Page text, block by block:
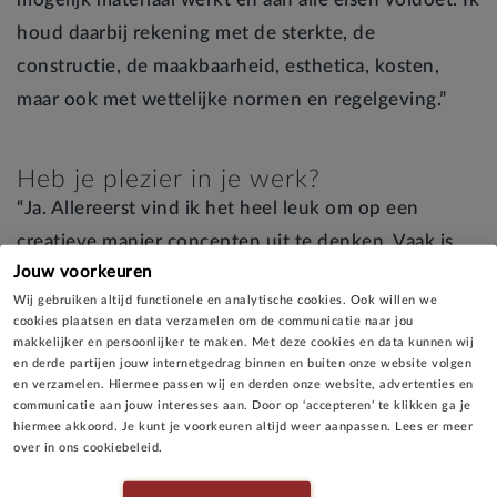
Jouw voorkeuren
Wij gebruiken altijd functionele en analytische cookies. Ook willen we
cookies plaatsen en data verzamelen om de communicatie naar jou
makkelijker en persoonlijker te maken. Met deze cookies en data kunnen wij
en derde partijen jouw internetgedrag binnen en buiten onze website volgen
en verzamelen. Hiermee passen wij en derden onze website, advertenties en
communicatie aan jouw interesses aan. Door op ‘accepteren’ te klikken ga je
hiermee akkoord. Je kunt je voorkeuren altijd weer aanpassen. Lees er meer
over in ons cookiebeleid.
houd daarbij rekening met de sterkte, de
constructie, de maakbaarheid, esthetica, kosten,
maar ook met wettelijke normen en regelgeving.”
Heb je plezier in je werk?
“Ja. Allereerst vind ik het heel leuk om op een
creatieve manier concepten uit te denken. Vaak is
een goede oplossing heel simpel! Door te
onderzoeken wat de markt heeft te bieden en de
juiste leveranciers te selecteren, kom je in aanraking
met veel verschillende mensen met uiteenlopende
achtergronden. Dat maakt mijn werk erg
afwisselend. We werken ook veel samen met